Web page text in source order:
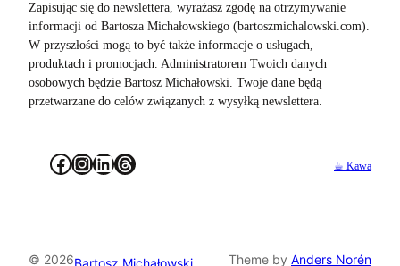
Zapisując się do newslettera, wyrażasz zgodę na otrzymywanie
informacji od Bartosza Michałowskiego (bartoszmichalowski.com).
W przyszłości mogą to być także informacje o usługach,
produktach i promocjach. Administratorem Twoich danych
osobowych będzie Bartosz Michałowski. Twoje dane będą
przetwarzane do celów związanych z wysyłką newslettera.
Facebook
Instagram
LinkedIn
Threads ☕︎ Kawa
© 2026Bartosz Michałowski Theme by Anders Norén